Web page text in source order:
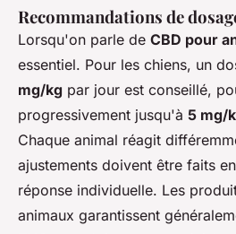
Recommandations de
Lorsqu'on parle de CBD pour
essentiel. Pour les chiens, un
mg/kg par jour est conseillé,
progressivement jusqu'à 5 mg/
Chaque animal réagit
ajustements doivent être faits
réponse individuelle. Les
animaux garantissent